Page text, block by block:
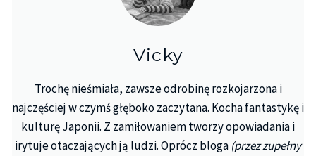
Vicky
Trochę nieśmiała, zawsze odrobinę rozkojarzona i
najczęściej w czymś głęboko zaczytana. Kocha fantastykę i
kulturę Japonii. Z zamiłowaniem tworzy opowiadania i
irytuje otaczających ją ludzi. Oprócz bloga (przez zupełny